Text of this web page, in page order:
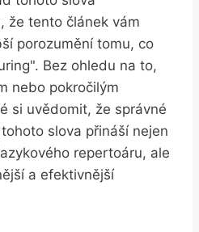
že tento článek vám
porozumění tomu, co
Bez ohledu na to,
nebo pokročilým
si uvědomit, že správné
slova přináší nejen
repertoáru, ale
a efektivnější